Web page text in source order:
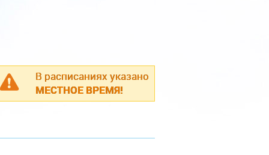
В расписаниях указано
МЕСТНОЕ ВРЕМЯ!